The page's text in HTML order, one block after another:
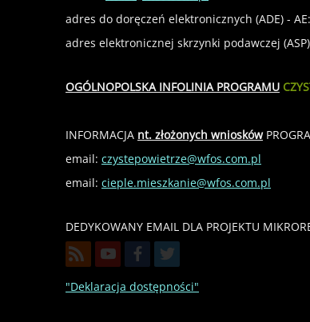
adres do doręczeń elektronicznych (ADE) -
adres elektronicznej skrzynki podawczej (ASP)
OGÓLNOPOLSKA INFOLINIA PROGRAMU
INFORMACJA nt. złożonych wniosków
email: czystepowietrze@wfos.com.pl
email: cieple.mieszkanie@wfos.com.pl
DEDYKOWANY EMAIL DLA PROJEKTU
"Deklaracja dostępności"